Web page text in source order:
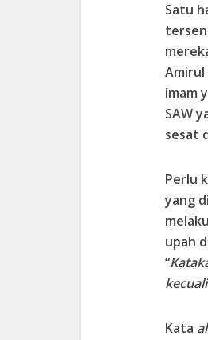
Satu
Amirul
imam
SAW
sesat
Perlu
yang
upah
“
Kata